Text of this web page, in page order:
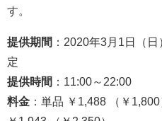
す。
提供期間 ：2020年3月1日（
定
提供時間 ：11:00～22:00
料金 ：単品 ￥1,488 （￥